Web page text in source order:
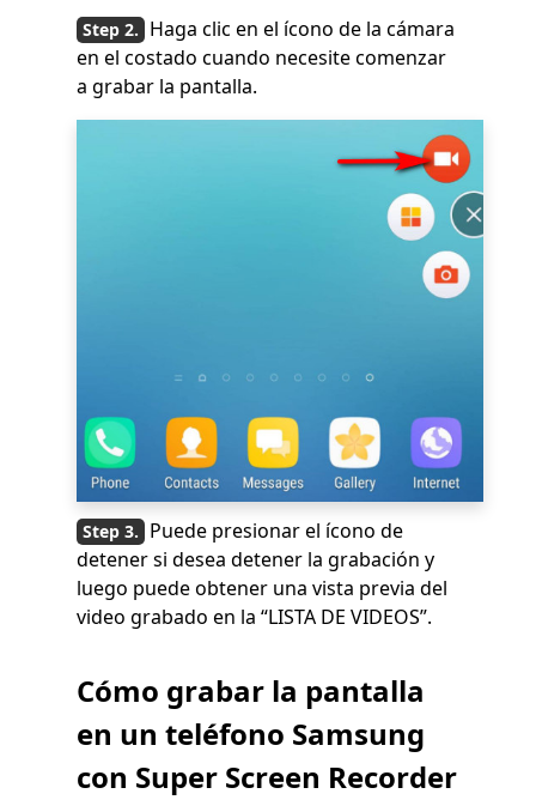
Haga clic en el ícono de la cámara
en el costado cuando necesite comenzar
a grabar la pantalla.
Puede presionar el ícono de
detener si desea detener la grabación y
luego puede obtener una vista previa del
video grabado en la “LISTA DE VIDEOS”.
Cómo grabar la pantalla
en un teléfono Samsung
con Super Screen Recorder